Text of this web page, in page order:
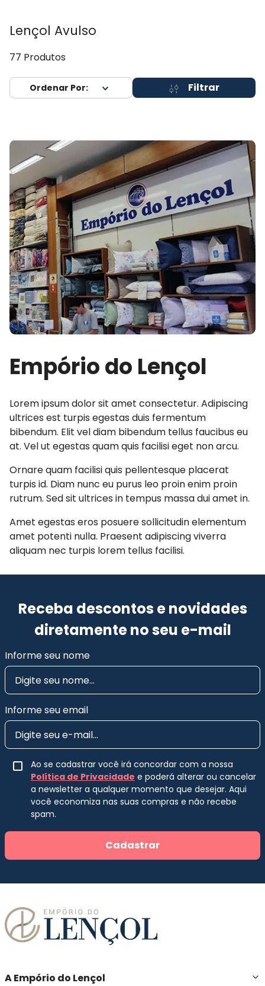
Lençol Avulso
77 Produtos
Filtrar
Empório do Lençol
Lorem ipsum dolor sit amet consectetur. Adipiscing
ultrices est turpis egestas duis fermentum
bibendum. Elit vel diam bibendum tellus faucibus eu
at. Vel ut egestas quam quis facilisi eget non arcu.
Ornare quam facilisi quis pellentesque placerat
turpis id. Diam nunc eu purus leo proin enim proin
rutrum. Sed sit ultrices in tempus massa dui amet in.
Amet egestas eros posuere sollicitudin elementum
amet potenti nulla. Praesent adipiscing viverra
aliquam nec turpis lorem tellus facilisi.
Receba descontos e novidades
diretamente no seu e-mail
Informe seu nome
Informe seu email
Ao se cadastrar você irá concordar com a nossa
Política de Privacidade e poderá alterar ou cancelar
a newsletter a qualquer momento que desejar. Aqui
você economiza nas suas compras e não recebe
spam.
Cadastrar
A Empório do Lençol